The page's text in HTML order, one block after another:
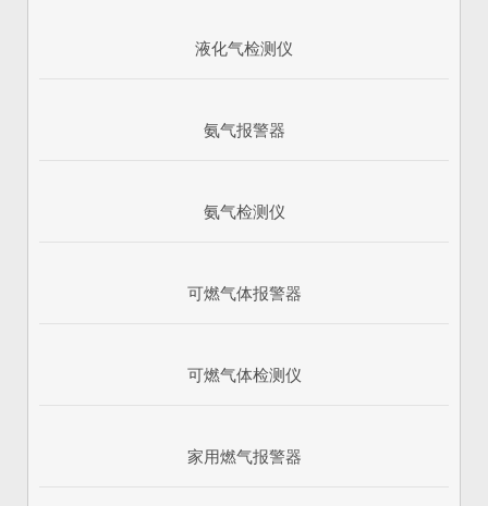
液化气检测仪
氨气报警器
氨气检测仪
可燃气体报警器
可燃气体检测仪
家用燃气报警器